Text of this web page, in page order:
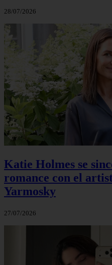
28/07/2026
Katie Holmes se
romance con el
Yarmosky
27/07/2026